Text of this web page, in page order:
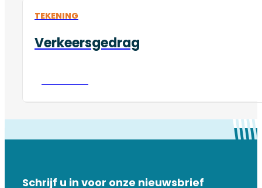
TEKENING
Verkeersgedrag
Schrijf u in voor onze nieuwsbrief